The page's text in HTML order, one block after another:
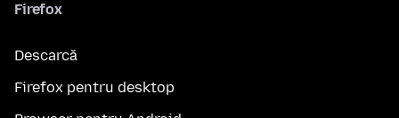
Firefox
Descarcă
Firefox pentru desktop